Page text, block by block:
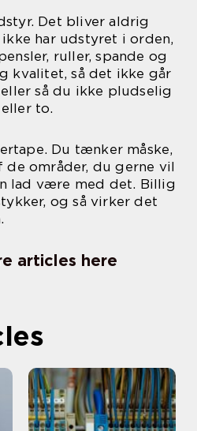
Det bliver aldrig
har udstyret i orden,
ruller, spande og
kvalitet, så det ikke går
så du ikke pludselig
to.
Du tænker måske,
de områder, du gerne vil
lad være med det. Billig
og så virker det
articles here